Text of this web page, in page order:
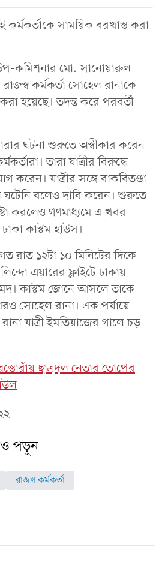
সাময়িক বরখাস্ত করা
কমিশনার মো. সানোয়ারুল
কর্মকর্তা সোহেল রানাকে
হয়েছে। তদন্ত করে পরবর্তী
ঘটনা শুরুতে অস্বীকার করেন
তারা যাত্রীর বিরুদ্ধে
যাত্রীর সঙ্গে বাকবিতণ্ডা
ঘটেনি বলেও দাবি করেন। শুরুতে
করলেও গণমাধ্যমে এ খবর
কাস্টম হাউস।
রাত ১২টা ১০ মিনিটের দিকে
এয়ারের ফ্লাইটে ঢাকায়
কাস্টম জোনে আসলে তাকে
সোহেল রানা। এক পর্যায়ে
যাত্রী ইমতিয়াজের গালে চড়
ছাত্রদল নেতার তোপের
পড়ুন
রাজস্ব কর্মকর্তা